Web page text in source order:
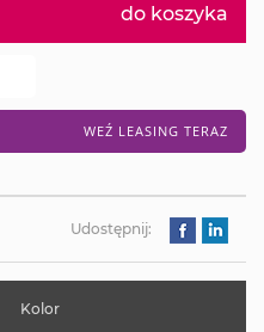
do koszyka
WEŹ LEASING TERAZ
Udostępnij:
Kolor